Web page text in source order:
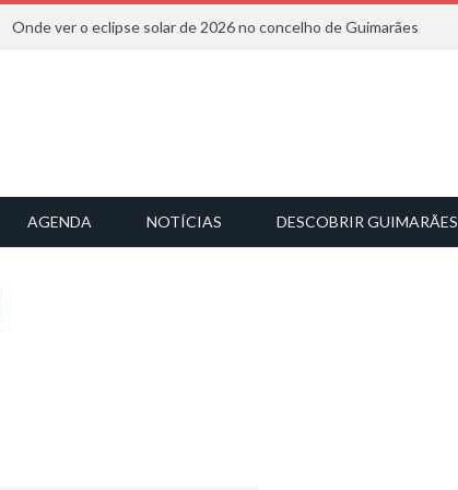
Onde ver o eclipse solar de 2026 no concelho de Guimarães
AGENDA NOTÍCIAS DESCOBRIR GUIMARÃES